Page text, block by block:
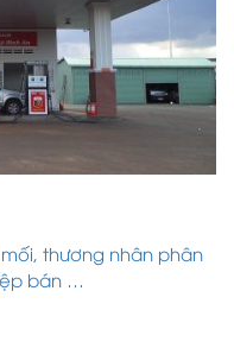
thương nhân phân
bán …